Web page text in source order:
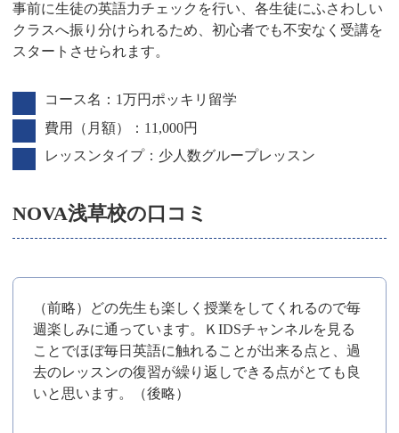
事前に生徒の英語力チェックを行い、各生徒にふさわしい
クラスへ振り分けられるため、初心者でも不安なく受講を
スタートさせられます。
コース名：1万円ポッキリ留学
費用（月額）：11,000円
レッスンタイプ：少人数グループレッスン
NOVA浅草校の口コミ
（前略）どの先生も楽しく授業をしてくれるので毎
週楽しみに通っています。ＫIDSチャンネルを見る
ことでほぼ毎日英語に触れることが出来る点と、過
去のレッスンの復習が繰り返しできる点がとても良
いと思います。（後略）